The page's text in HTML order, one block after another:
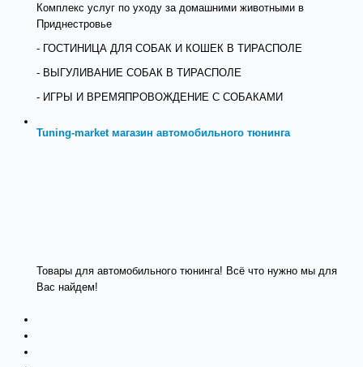
Комплекс услуг по уходу за домашними животными в
Приднестровье
- ГОСТИНИЦА ДЛЯ СОБАК И КОШЕК В ТИРАСПОЛЕ
- ВЫГУЛИВАНИЕ СОБАК В ТИРАСПОЛЕ
- ИГРЫ И ВРЕМЯПРОВОЖДЕНИЕ С СОБАКАМИ
Tuning-market магазин автомобильного тюнинга
Товары для автомобильного тюнинга! Всё что нужно мы для
Вас найдем!